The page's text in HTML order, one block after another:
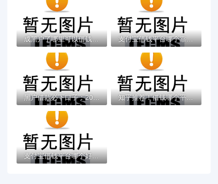
成黑户了哪里可以借钱急用啊，2025五大专属... 支付宝借钱平台哪个靠谱？实测这5款低息灵活...
黑户借款必下口子：2025推荐5个通过率100%的... 知乎推荐！借钱哪个平台靠谱？这5个低息正规...
支付宝借钱平台哪个好？实测推荐这3个靠谱低...